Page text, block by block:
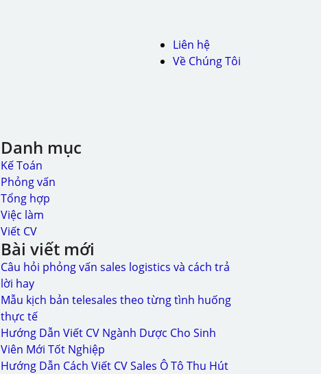
Liên hệ
Về Chúng Tôi
Danh mục
Kế Toán
Phỏng vấn
Tổng hợp
Việc làm
Viết CV
Bài viết mới
Câu hỏi phỏng vấn sales logistics và cách trả
lời hay
Mẫu kịch bản telesales theo từng tình huống
thực tế
Hướng Dẫn Viết CV Ngành Dược Cho Sinh
Viên Mới Tốt Nghiệp
Hướng Dẫn Cách Viết CV Sales Ô Tô Thu Hút